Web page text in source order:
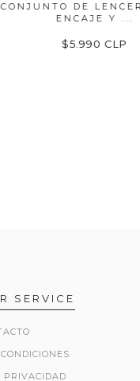
DE LENCERÍA
ENCAJE Y ...
$5.990 CLP
SERVICE
PRIVACIDAD